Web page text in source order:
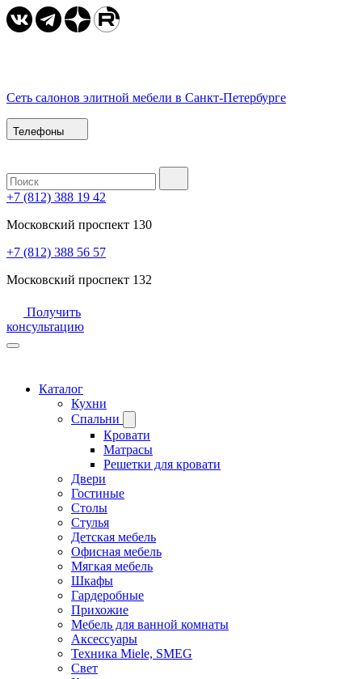
Сеть салонов элитной мебели в Санкт-Петербурге
Телефоны
+7 (812) 388 19 42
Московский проспект 130
+7 (812) 388 56 57
Московский проспект 132
Получить
консультацию
Каталог
Кухни
Спальни
Кровати
Матрасы
Решетки для кровати
Двери
Гостиные
Столы
Стулья
Детская мебель
Офисная мебель
Мягкая мебель
Шкафы
Гардеробные
Прихожие
Мебель для ванной комнаты
Аксессуары
Техника Miele, SMEG
Свет